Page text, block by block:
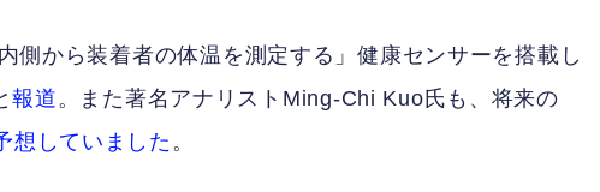
側から装着者の体温を測定する」健康センサーを搭載し
報道。また著名アナリストMing-Chi Kuo氏も、将来の
想していました 。